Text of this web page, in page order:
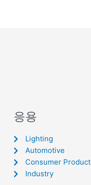
응용
Lighting
Automotive
Consumer Product
Industry